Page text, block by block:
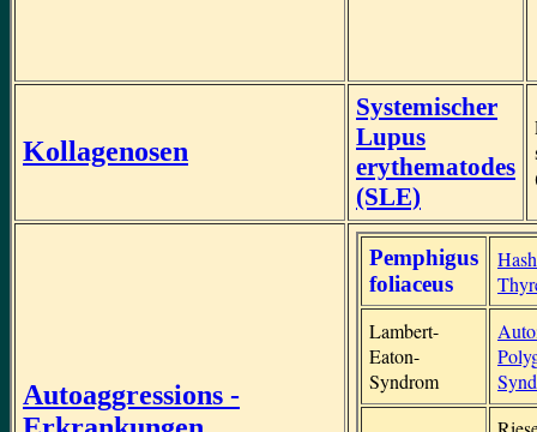
Kollagenosen
Systemischer
Lupus
erythematodes
(SLE)
Autoaggressions -
Pemphigus
foliaceus
Lambert-
Eaton-
Syndrom